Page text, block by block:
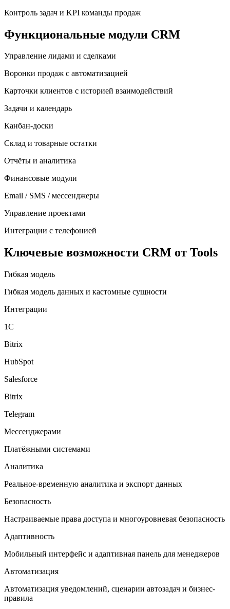
Контроль задач и KPI команды продаж
Функциональные модули CRM
Управление лидами и сделками
Воронки продаж с автоматизацией
Карточки клиентов с историей взаимодействий
Задачи и календарь
Канбан-доски
Склад и товарные остатки
Отчёты и аналитика
Финансовые модули
Email / SMS / мессенджеры
Управление проектами
Интеграции с телефонией
Ключевые возможности CRM от Tools
Гибкая модель
Гибкая модель данных и кастомные сущности
Интеграции
1С
Bitrix
HubSpot
Salesforce
Bitrix
Telegram
Мессенджерами
Платёжными системами
Аналитика
Реальное-временную аналитика и экспорт данных
Безопасность
Настраиваемые права доступа и многоуровневая безопасность
Адаптивность
Мобильный интерфейс и адаптивная панель для менеджеров
Автоматизация
Автоматизация уведомлений, сценарии автозадач и бизнес-
правила